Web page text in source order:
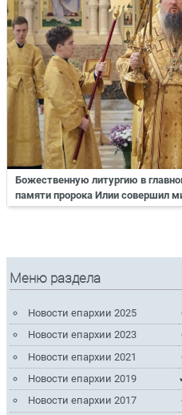
Божественную литургию в
памяти пророка Илии совершил
Меню раздела
Новости епархии 2025
Новости епархии 2023
Новости епархии 2021
Новости епархии 2019
Новости епархии 2017